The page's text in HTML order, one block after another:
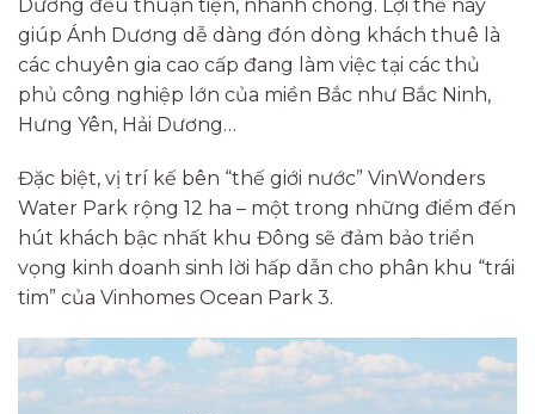
Dương đều thuận tiện, nhanh chóng. Lợi thế này
giúp Ánh Dương dễ dàng đón dòng khách thuê là
các chuyên gia cao cấp đang làm việc tại các thủ
phủ công nghiệp lớn của miền Bắc như Bắc Ninh,
Hưng Yên, Hải Dương…
Đặc biệt, vị trí kế bên “thế giới nước” VinWonders
Water Park rộng 12 ha – một trong những điểm đến
hút khách bậc nhất khu Đông sẽ đảm bảo triển
vọng kinh doanh sinh lời hấp dẫn cho phân khu “trái
tim” của Vinhomes Ocean Park 3.